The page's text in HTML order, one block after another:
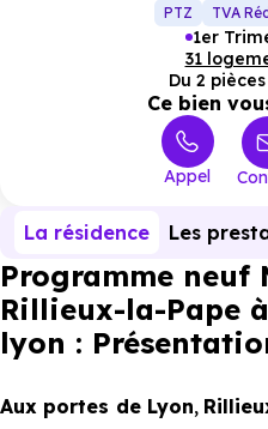
PTZ TVA
1er
31
Du 2
Ce bien
Appel
La résidence Les
Programme neuf
Rillieux-la-Pape
lyon :
Aux portes de Lyon,